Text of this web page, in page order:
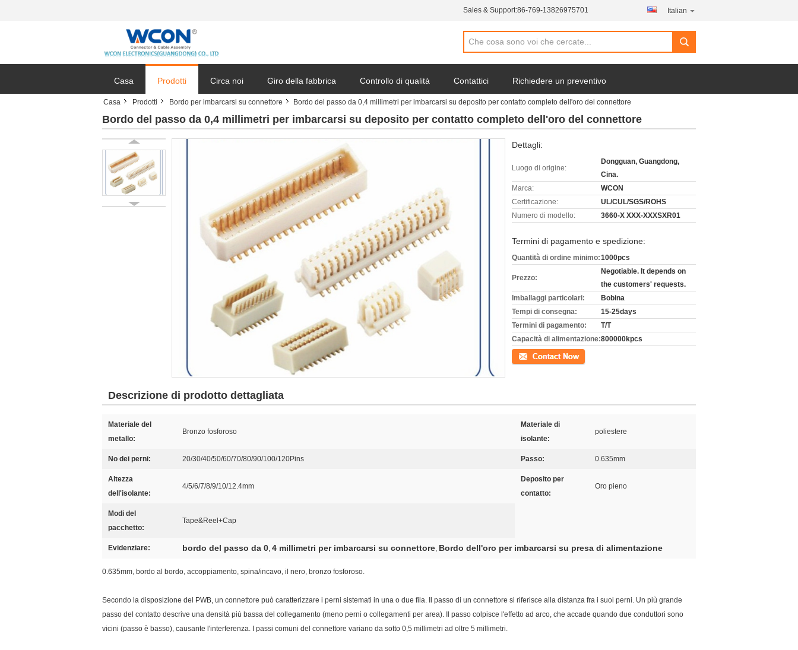
Sales & Support:86-769-13826975701 Italian
Casa Prodotti Circa noi Giro della fabbrica Controllo di qualità Contattici Richiedere un preventivo
Casa Prodotti Bordo per imbarcarsi su connettore Bordo del passo da 0,4 millimetri per imbarcarsi su deposito per contatto completo dell'oro del connettore
Bordo del passo da 0,4 millimetri per imbarcarsi su deposito per contatto completo dell'oro del connettore
Dettagli:
Luogo di origine:
Dongguan, Guangdong,
Cina.
Marca:
WCON
Certificazione:
UL/CUL/SGS/ROHS
Numero di modello:
3660-X XXX-XXXSXR01
Termini di pagamento e spedizione:
Quantità di ordine minimo:1000pcs
Prezzo:
Negotiable. It depends on
the customers' requests.
Imballaggi particolari:
Bobina
Tempi di consegna:
15-25days
Termini di pagamento:
T/T
Capacità di alimentazione:800000kpcs
Contatto
Descrizione di prodotto dettagliata
Materiale del
metallo:
Bronzo fosforoso
Materiale di
isolante:
poliestere
No dei perni: 20/30/40/50/60/70/80/90/100/120Pins Passo: 0.635mm
Altezza
dell'isolante:
4/5/6/7/8/9/10/12.4mm
Deposito per
contatto:
Oro pieno
Modi del
pacchetto:
Tape&Reel+Cap
Evidenziare: bordo del passo da 0, 4 millimetri per imbarcarsi su connettore, Bordo dell'oro per imbarcarsi su presa di alimentazione
0.635mm, bordo al bordo, accoppiamento, spina/incavo, il nero, bronzo fosforoso.
Secondo la disposizione del PWB, un connettore può caratterizzare i perni sistemati in una o due fila. Il passo di un connettore si riferisce alla distanza fra i suoi perni. Un più grande
passo del contatto descrive una densità più bassa del collegamento (meno perni o collegamenti per area). Il passo colpisce l'effetto ad arco, che accade quando due conduttori sono
vicini (passo è basso), causante l'interferenza. I passi comuni del connettore variano da sotto 0,5 millimetri ad oltre 5 millimetri.